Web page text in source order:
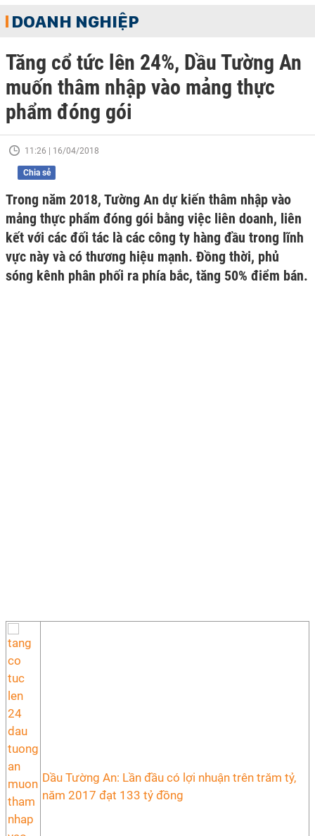
DOANH NGHIỆP
Tăng cổ tức lên 24%, Dầu Tường An
muốn thâm nhập vào mảng thực
phẩm đóng gói
11:26 | 16/04/2018
Chia sẻ
Trong năm 2018, Tường An dự kiến thâm nhập vào
mảng thực phẩm đóng gói bằng việc liên doanh, liên
kết với các đối tác là các công ty hàng đầu trong lĩnh
vực này và có thương hiệu mạnh. Đồng thời, phủ
sóng kênh phân phối ra phía bắc, tăng 50% điểm bán.
Dầu Tường An: Lần đầu có lợi nhuận trên trăm tỷ,
năm 2017 đạt 133 tỷ đồng